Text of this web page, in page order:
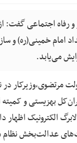
امام‌ خمینی(ره)
مرتضوی،وزیرکار در
بهزیستی و کمیته
الکترونیک
عدالت‌بخش